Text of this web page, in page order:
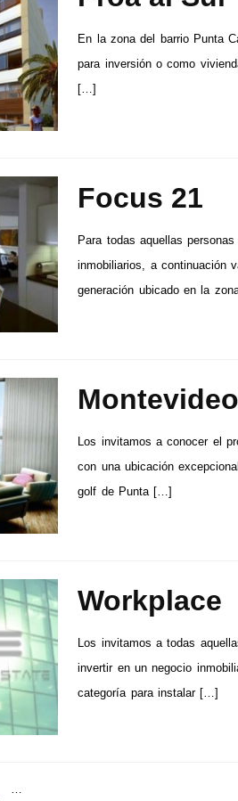
En la zona del barrio Punta
para inversión o como
[…]
Focus 21
Para todas aquellas
inmobiliarios, a continuación
generación ubicado en la
Los invitamos a conocer el
con una ubicación
golf de Punta […]
Workplace
Los invitamos a todas
invertir en un negocio
categoría para instalar […]
…